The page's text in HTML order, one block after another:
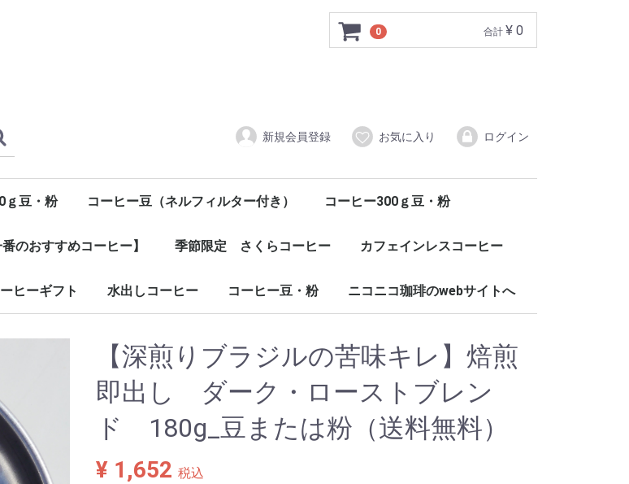
0 合計 ¥ 0
新規会員登録 お気に入り ログイン
ｇ豆・粉 コーヒー豆（ネルフィルター付き） コーヒー300ｇ豆・粉
番のおすすめコーヒー】 季節限定 さくらコーヒー カフェインレスコーヒー
ヒーギフト 水出しコーヒー コーヒー豆・粉 ニコニコ珈琲のwebサイトへ
【深煎りブラジルの苦味キレ】焙煎
即出し ダーク・ローストブレン
ド 180g_豆または粉（送料無料）
¥ 1,652 税込